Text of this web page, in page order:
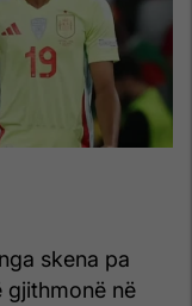
skena pa
gjithmonë në